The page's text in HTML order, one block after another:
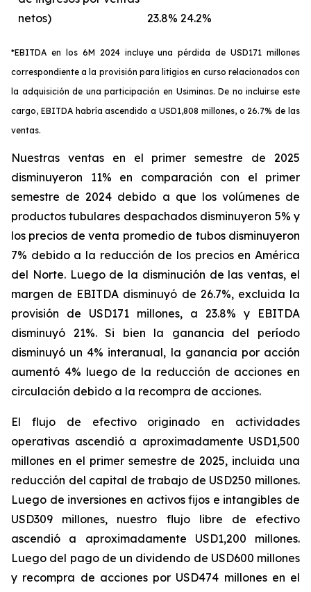
netos)
23.8% 24.2%
*EBITDA en los 6M 2024 incluye una pérdida de USD171 millones
correspondiente a la provisión para litigios en curso relacionados con
la adquisición de una participación en Usiminas. De no incluirse este
cargo, EBITDA habría ascendido a USD1,808 millones, o 26.7% de las
ventas.
Nuestras ventas en el primer semestre de 2025
disminuyeron 11% en comparación con el primer
semestre de 2024 debido a que los volúmenes de
productos tubulares despachados disminuyeron 5% y
los precios de venta promedio de tubos disminuyeron
7% debido a la reducción de los precios en América
del Norte. Luego de la disminución de las ventas, el
margen de EBITDA disminuyó de 26.7%, excluida la
provisión de USD171 millones, a 23.8% y EBITDA
disminuyó 21%. Si bien la ganancia del período
disminuyó un 4% interanual, la ganancia por acción
aumentó 4% luego de la reducción de acciones en
circulación debido a la recompra de acciones.
El flujo de efectivo originado en actividades
operativas ascendió a aproximadamente USD1,500
millones en el primer semestre de 2025, incluida una
reducción del capital de trabajo de USD250 millones.
Luego de inversiones en activos fijos e intangibles de
USD309 millones, nuestro flujo libre de efectivo
ascendió a aproximadamente USD1,200 millones.
Luego del pago de un dividendo de USD600 millones
y recompra de acciones por USD474 millones en el